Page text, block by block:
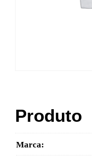
Produto
Marca: